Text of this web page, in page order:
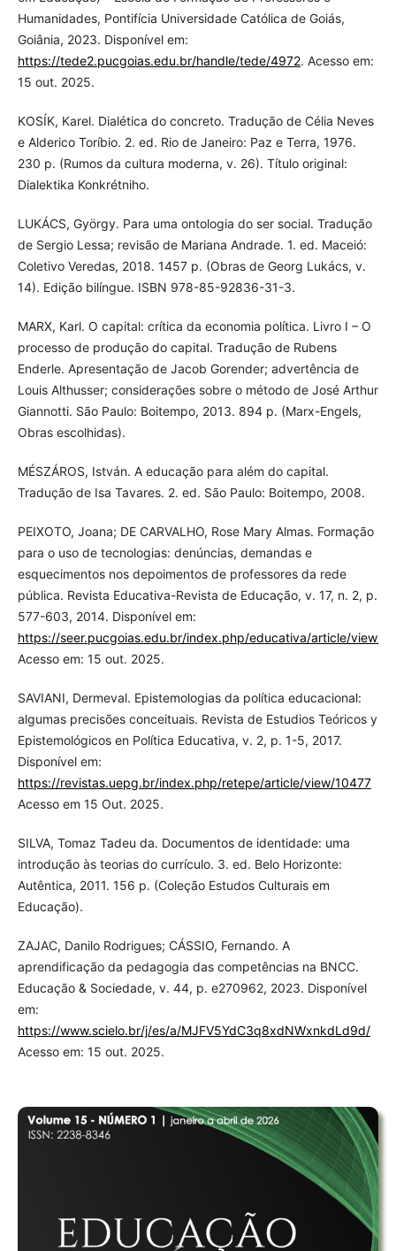
Humanidades, Pontifícia Universidade Católica de Goiás,
Goiânia, 2023. Disponível em:
https://tede2.pucgoias.edu.br/handle/tede/4972. Acesso em:
15 out. 2025.
KOSÍK, Karel. Dialética do concreto. Tradução de Célia Neves
e Alderico Toríbio. 2. ed. Rio de Janeiro: Paz e Terra, 1976.
230 p. (Rumos da cultura moderna, v. 26). Título original:
Dialektika Konkrétniho.
LUKÁCS, György. Para uma ontologia do ser social. Tradução
de Sergio Lessa; revisão de Mariana Andrade. 1. ed. Maceió:
Coletivo Veredas, 2018. 1457 p. (Obras de Georg Lukács, v.
14). Edição bilíngue. ISBN 978-85-92836-31-3.
MARX, Karl. O capital: crítica da economia política. Livro I – O
processo de produção do capital. Tradução de Rubens
Enderle. Apresentação de Jacob Gorender; advertência de
Louis Althusser; considerações sobre o método de José Arthur
Giannotti. São Paulo: Boitempo, 2013. 894 p. (Marx-Engels,
Obras escolhidas).
MÉSZÁROS, István. A educação para além do capital.
Tradução de Isa Tavares. 2. ed. São Paulo: Boitempo, 2008.
PEIXOTO, Joana; DE CARVALHO, Rose Mary Almas. Formação
para o uso de tecnologias: denúncias, demandas e
esquecimentos nos depoimentos de professores da rede
pública. Revista Educativa-Revista de Educação, v. 17, n. 2, p.
577-603, 2014. Disponível em:
https://seer.pucgoias.edu.br/index.php/educativa/article/view/
Acesso em: 15 out. 2025.
SAVIANI, Dermeval. Epistemologias da política educacional:
algumas precisões conceituais. Revista de Estudios Teóricos y
Epistemológicos en Política Educativa, v. 2, p. 1-5, 2017.
Disponível em:
https://revistas.uepg.br/index.php/retepe/article/view/10477
Acesso em 15 Out. 2025.
SILVA, Tomaz Tadeu da. Documentos de identidade: uma
introdução às teorias do currículo. 3. ed. Belo Horizonte:
Autêntica, 2011. 156 p. (Coleção Estudos Culturais em
Educação).
ZAJAC, Danilo Rodrigues; CÁSSIO, Fernando. A
aprendificação da pedagogia das competências na BNCC.
Educação & Sociedade, v. 44, p. e270962, 2023. Disponível
em:
https://www.scielo.br/j/es/a/MJFV5YdC3q8xdNWxnkdLd9d/
Acesso em: 15 out. 2025.